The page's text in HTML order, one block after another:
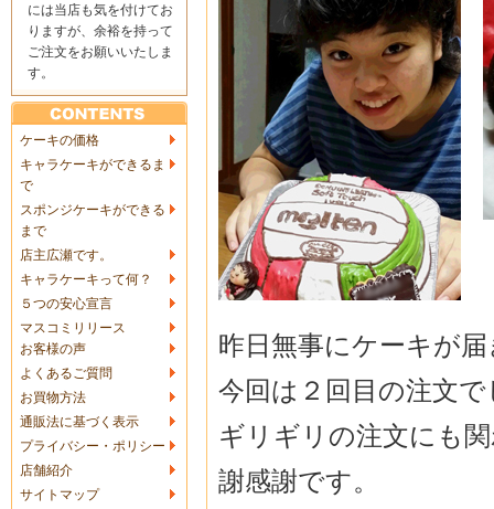
には当店も気を付けてお
りますが、余裕を持って
ご注文をお願いいたしま
す。
ケーキの価格
キャラケーキができるま
で
スポンジケーキができる
まで
店主広瀬です。
キャラケーキって何？
５つの安心宣言
マスコミリリース
お客様の声
よくあるご質問
お買物方法
通販法に基づく表示
プライバシー・ポリシー
店舗紹介
サイトマップ
昨日無事にケーキが
今回は２回目の注文
ギリギリの注文にも
謝感謝です。